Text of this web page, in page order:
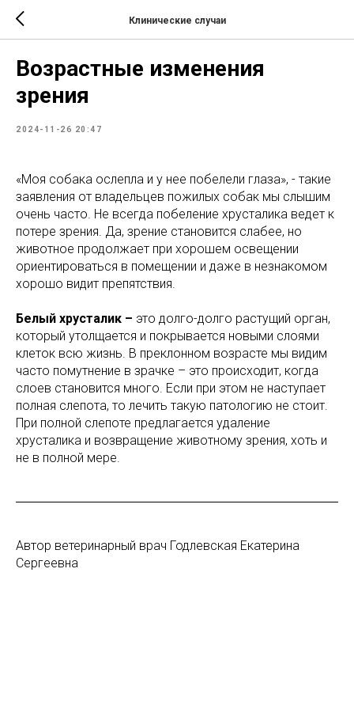
Клинические случаи
Возрастные изменения
зрения
2024-11-26 20:47
«Моя собака ослепла и у нее побелели глаза», - такие
заявления от владельцев пожилых собак мы слышим
очень часто. Не всегда побеление хрусталика ведет к
потере зрения. Да, зрение становится слабее, но
животное продолжает при хорошем освещении
ориентироваться в помещении и даже в незнакомом
хорошо видит препятствия.
Белый хрусталик – это долго-долго растущий орган,
который утолщается и покрывается новыми слоями
клеток всю жизнь. В преклонном возрасте мы видим
часто помутнение в зрачке – это происходит, когда
слоев становится много. Если при этом не наступает
полная слепота, то лечить такую патологию не стоит.
При полной слепоте предлагается удаление
хрусталика и возвращение животному зрения, хоть и
не в полной мере.
Автор ветеринарный врач Годлевская Екатерина
Сергеевна